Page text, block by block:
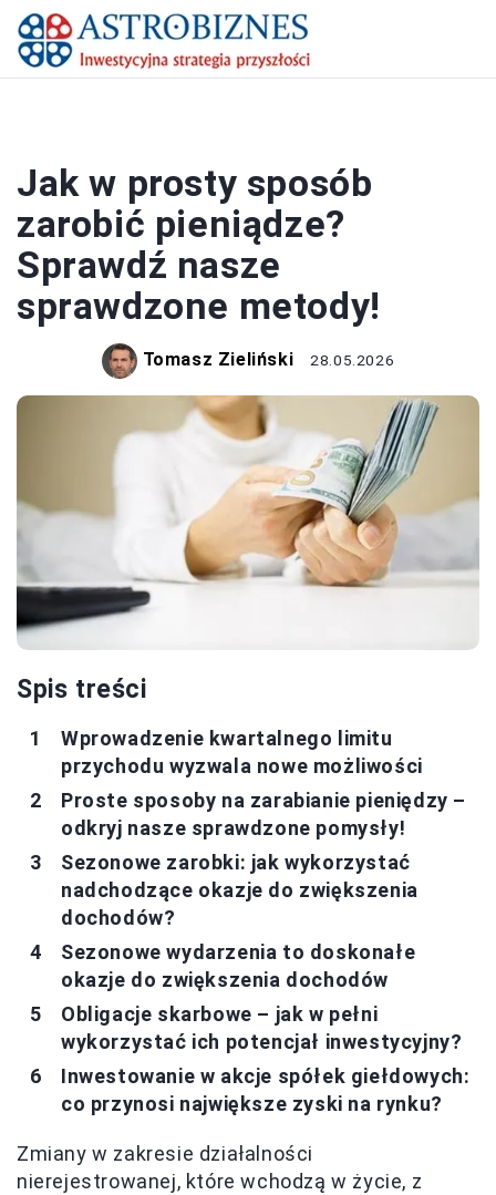
Jak w prosty sposób
zarobić pieniądze?
Sprawdź nasze
sprawdzone metody!
Tomasz Zieliński 28.05.2026
Spis treści
Wprowadzenie kwartalnego limitu
przychodu wyzwala nowe możliwości
Proste sposoby na zarabianie pieniędzy –
odkryj nasze sprawdzone pomysły!
Sezonowe zarobki: jak wykorzystać
nadchodzące okazje do zwiększenia
dochodów?
Sezonowe wydarzenia to doskonałe
okazje do zwiększenia dochodów
Obligacje skarbowe – jak w pełni
wykorzystać ich potencjał inwestycyjny?
Inwestowanie w akcje spółek giełdowych:
co przynosi największe zyski na rynku?
Zmiany w zakresie działalności
nierejestrowanej, które wchodzą w życie, z